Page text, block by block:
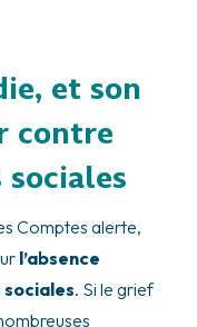
et son
contre
Comptes alerte,
l’absence
. Si le grief